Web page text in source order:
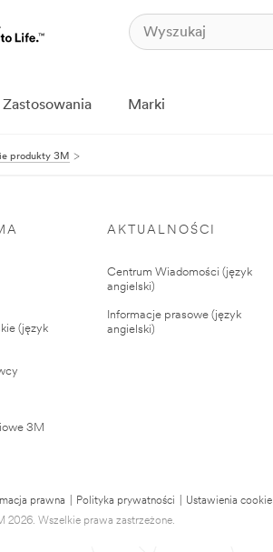
Zastosowania Marki
produkty 3M
(język
3M
AKTUALNOŚCI
Centrum Wiadomości (język
angielski)
Informacje prasowe (język
angielski)
prawna Polityka prywatności
Ustawienia cookie
2026. Wszelkie prawa zastrzeżone.